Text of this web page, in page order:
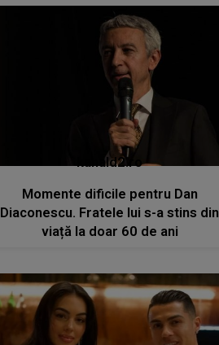
kanald2.ro
Momente dificile pentru Dan
Diaconescu. Fratele lui s-a stins din
viață la doar 60 de ani